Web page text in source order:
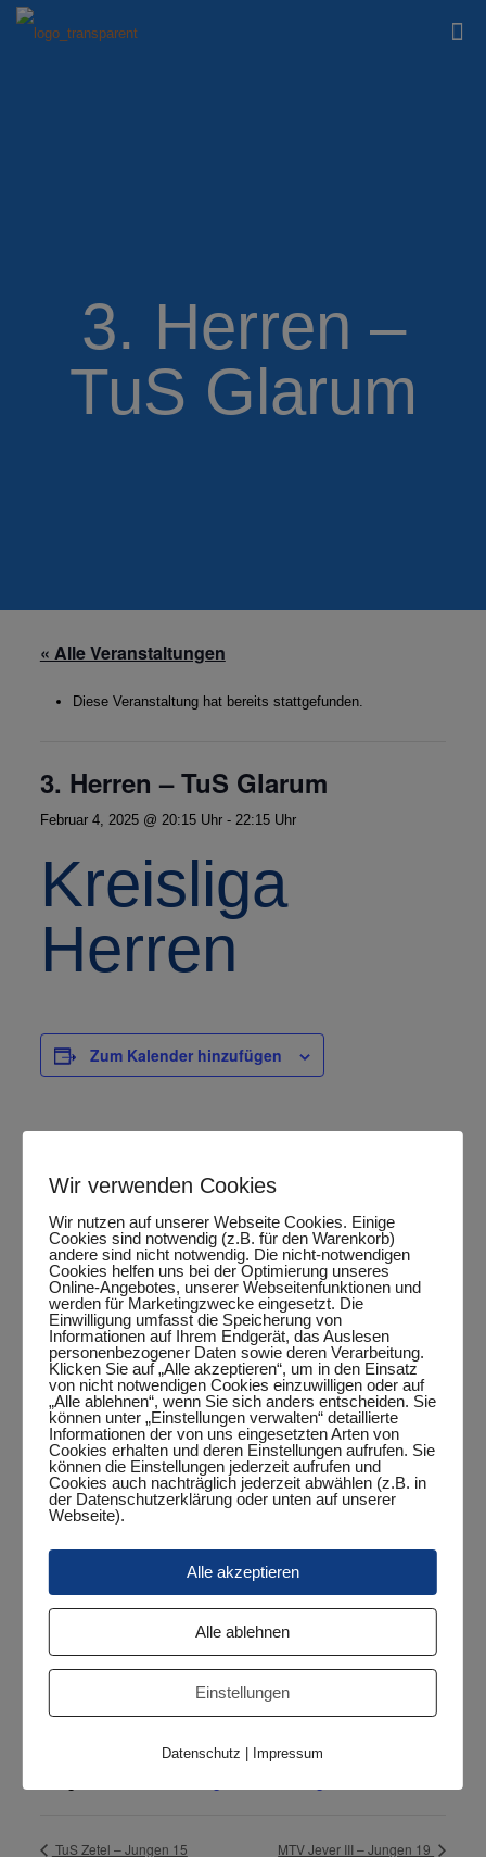
3. Herren –
TuS Glarum
« Alle Veranstaltungen
Diese Veranstaltung hat bereits stattgefunden.
3. Herren – TuS Glarum
Februar 4, 2025 @ 20:15 Uhr- 22:15 Uhr
Kreisliga
Herren
Zum Kalender hinzufügen
Datum:
Februar 4, 2025
Zeit:
20:15 Uhr - 22:15 Uhr
Veranstaltungskategorie:
Punktspiel
VERANSTALTUNGSORT
Halle Sengwarden
Google Maps aktivieren?
Google Maps kann nur aktiviert werden, wenn
Cookies gesetzt werden dürfen.
Google Maps aktivieren
Wenn Google Maps aktiviert wurde, werden
personenbezogene Daten an Google gesendet und
verarbeitet. Mehr dazu in der Datenschutzerklärung von
Google:hier
TuS Zetel – Jungen 15 MTV Jever III – Jungen 19
Wir verwenden Cookies
Wir nutzen auf unserer Webseite Cookies. Einige
Cookies sind notwendig (z.B. für den Warenkorb)
andere sind nicht notwendig. Die nicht-notwendigen
Cookies helfen uns bei der Optimierung unseres
Online-Angebotes, unserer Webseitenfunktionen und
werden für Marketingzwecke eingesetzt. Die
Einwilligung umfasst die Speicherung von
Informationen auf Ihrem Endgerät, das Auslesen
personenbezogener Daten sowie deren Verarbeitung.
Klicken Sie auf „Alle akzeptieren“, um in den Einsatz
von nicht notwendigen Cookies einzuwilligen oder auf
„Alle ablehnen“, wenn Sie sich anders entscheiden. Sie
können unter „Einstellungen verwalten“ detaillierte
Informationen der von uns eingesetzten Arten von
Cookies erhalten und deren Einstellungen aufrufen. Sie
können die Einstellungen jederzeit aufrufen und
Cookies auch nachträglich jederzeit abwählen (z.B. in
der Datenschutzerklärung oder unten auf unserer
Webseite).
Alle akzeptieren
Alle ablehnen
Einstellungen
Datenschutz Impressum